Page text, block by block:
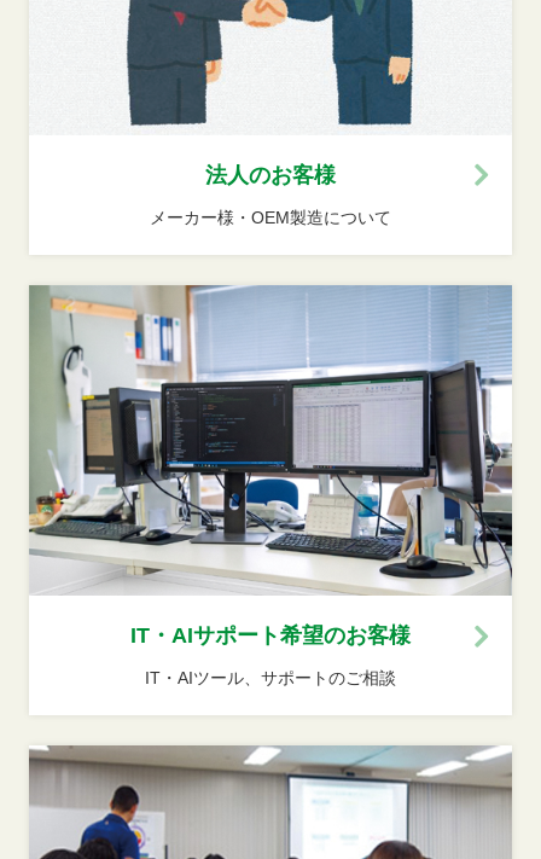
法人のお客様
メーカー様・OEM製造について
IT・AIサポート希望のお客様
IT・AIツール、サポートのご相談